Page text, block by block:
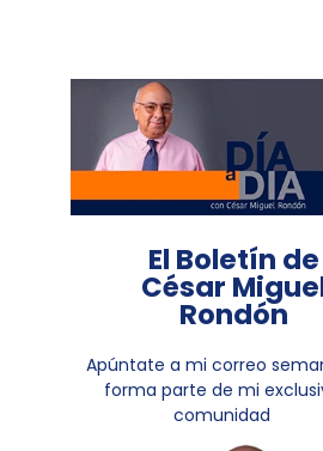
El Boletín de
César
Rondón
Apúntate a mi correo
forma parte de mi
comunidad